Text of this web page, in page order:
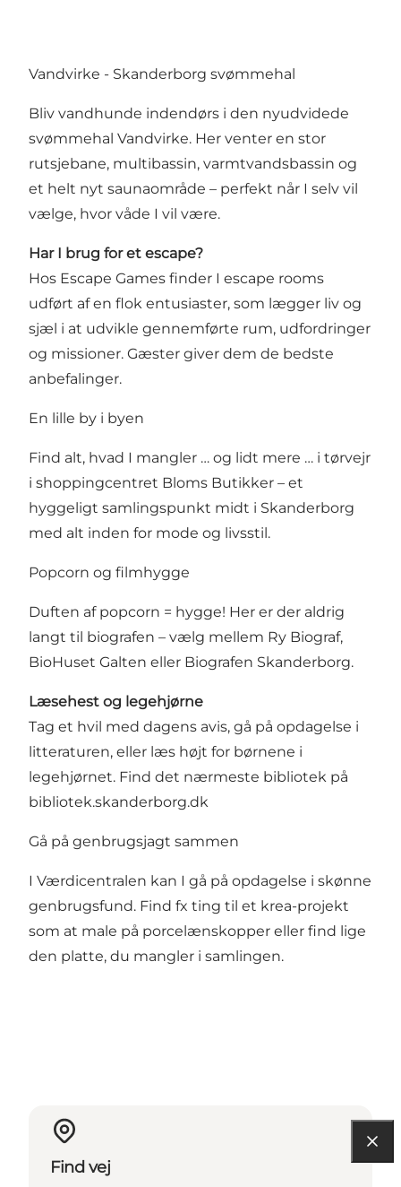
Vandvirke - Skanderborg svømmehal
Bliv vandhunde indendørs i den nyudvidede
svømmehal Vandvirke. Her venter en stor
rutsjebane, multibassin, varmtvandsbassin og
et helt nyt saunaområde – perfekt når I selv vil
vælge, hvor våde I vil være.
Har I brug for et escape?
Hos Escape Games finder I escape rooms
udført af en flok entusiaster, som lægger liv og
sjæl i at udvikle gennemførte rum, udfordringer
og missioner. Gæster giver dem de bedste
anbefalinger.
En lille by i byen
Find alt, hvad I mangler … og lidt mere … i tørvejr
i shoppingcentret Bloms Butikker – et
hyggeligt samlingspunkt midt i Skanderborg
med alt inden for mode og livsstil.
Popcorn og filmhygge
Duften af popcorn = hygge! Her er der aldrig
langt til biografen – vælg mellem Ry Biograf,
BioHuset Galten eller Biografen Skanderborg.
Læsehest og legehjørne
Tag et hvil med dagens avis, gå på opdagelse i
litteraturen, eller læs højt for børnene i
legehjørnet. Find det nærmeste bibliotek på
bibliotek.skanderborg.dk
Gå på genbrugsjagt sammen
I Værdicentralen kan I gå på opdagelse i skønne
genbrugsfund. Find fx ting til et krea-projekt
som at male på porcelænskopper eller find lige
den platte, du mangler i samlingen.
Find vej